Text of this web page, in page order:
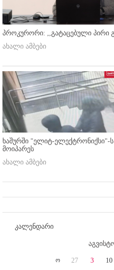
პროკურორი: ,,გატაცებული პირი
ახალი ამბები
ხაშურში "ელიტ-ელექტრონიქსი"-
მოიპარეს
ახალი ამბები
კალენდარი
ო 27 3 10